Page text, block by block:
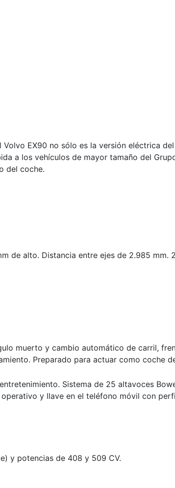
EX90 no sólo es la versión eléctrica
a los vehículos de mayor tamaño del
del coche.
de alto. Distancia entre ejes de 2.985 mm.
muerto y cambio automático de carril,
Preparado para actuar como coche
Sistema de 25 altavoces
y llave en el teléfono móvil con
y potencias de 408 y 509 CV.